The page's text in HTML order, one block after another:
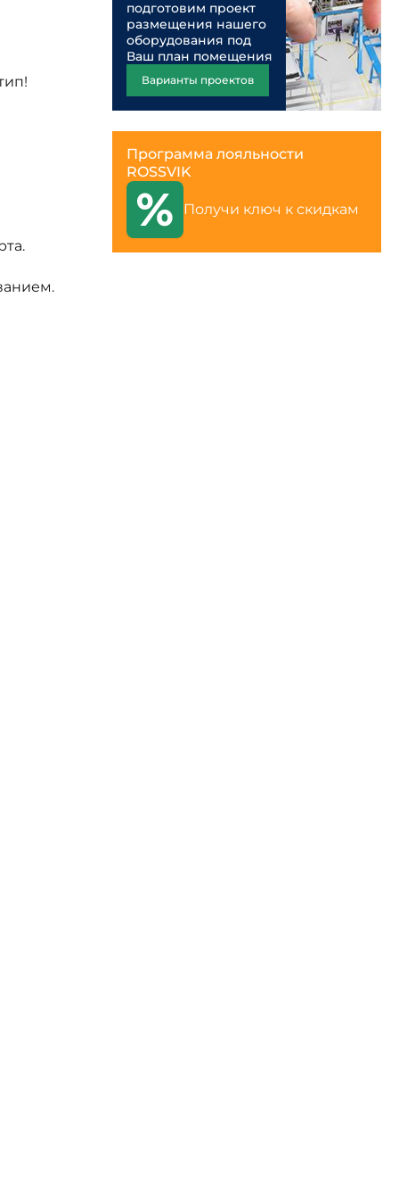
подготовим проект
размещения нашего
оборудования под
Ваш план помещения
Варианты проектов
Программа лояльности
ROSSVIK
Получи ключ к скидкам